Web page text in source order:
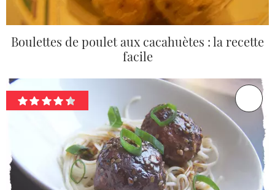
Boulettes de poulet aux cacahuètes : la recette
facile